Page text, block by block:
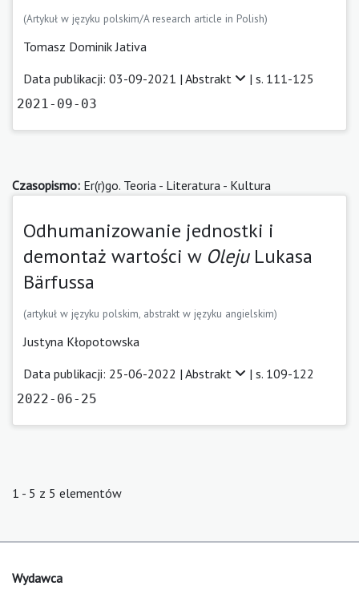
(Artykuł w języku polskim/A research article in Polish)
Tomasz Dominik Jativa
Data publikacji: 03-09-2021 | Abstrakt | s. 111-125
2021-09-03
Czasopismo: Er(r)go. Teoria - Literatura - Kultura
Odhumanizowanie jednostki i
demontaż wartości w OlejuLukasa
Bärfussa
(artykuł w języku polskim, abstrakt w języku angielskim)
Justyna Kłopotowska
Data publikacji: 25-06-2022 | Abstrakt | s. 109-122
2022-06-25
1 - 5 z 5 elementów
Wydawca